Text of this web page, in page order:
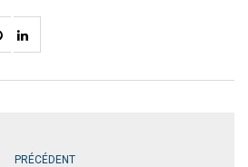
PRÉCÉDENT